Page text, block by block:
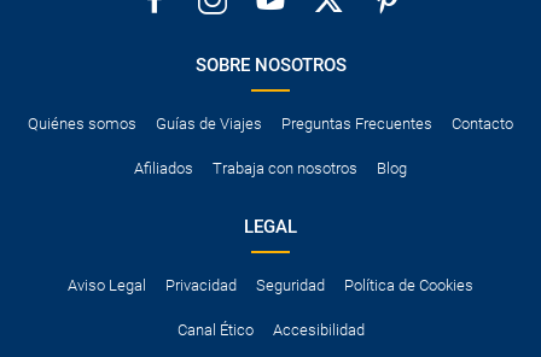
SOBRE NOSOTROS
Quiénes somos Guías de Viajes Preguntas Frecuentes Contacto
Afiliados Trabaja con nosotros Blog
LEGAL
Aviso Legal Privacidad Seguridad Política de Cookies
Canal Ético Accesibilidad